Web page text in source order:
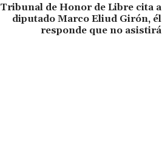
Tribunal de Honor de Libre cita a
diputado Marco Eliud Girón, él
responde que no asistirá